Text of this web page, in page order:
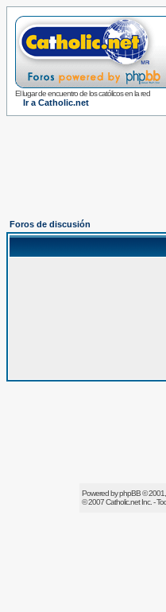
El lugar de encuentro de los católicos en la red
Ir a Catholic.net
Foros de discusión
Powered byphpBB©
© 2007Catholic.netInc. -